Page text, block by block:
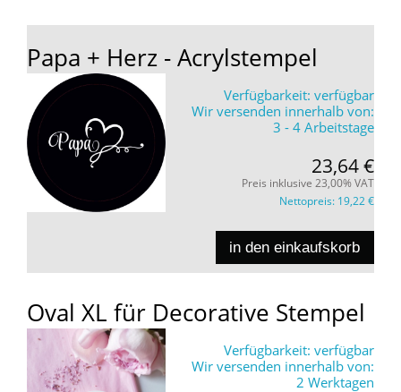
Papa + Herz - Acrylstempel
Verfügbarkeit: verfügbar
Wir versenden innerhalb von:
3 - 4 Arbeitstage
23,64 €
Preis inklusive 23,00% VAT
Nettopreis: 19,22 €
in den einkaufskorb
Oval XL für Decorative Stempel
Verfügbarkeit: verfügbar
Wir versenden innerhalb von:
2 Werktagen